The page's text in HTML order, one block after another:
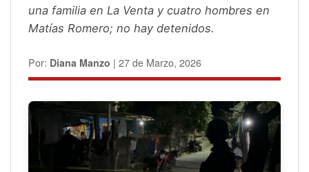
una familia en La Venta y cuatro hombres en
Matías Romero; no hay detenidos.
Por: Diana Manzo | 27 de Marzo, 2026